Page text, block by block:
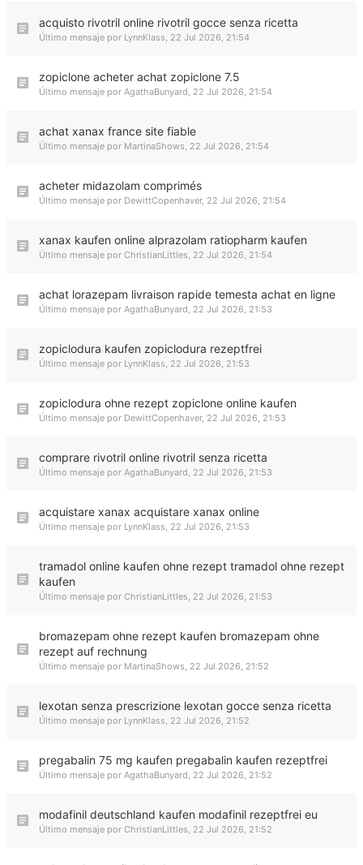
acquisto rivotril online rivotril gocce senza ricetta
Último mensaje por LynnKlass, 22 Jul 2026, 21:54
zopiclone acheter achat zopiclone 7.5
Último mensaje por AgathaBunyard, 22 Jul 2026, 21:54
achat xanax france site fiable
Último mensaje por MartinaShows, 22 Jul 2026, 21:54
acheter midazolam comprimés
Último mensaje por DewittCopenhaver, 22 Jul 2026, 21:54
xanax kaufen online alprazolam ratiopharm kaufen
Último mensaje por ChristianLittles, 22 Jul 2026, 21:54
achat lorazepam livraison rapide temesta achat en ligne
Último mensaje por AgathaBunyard, 22 Jul 2026, 21:53
zopiclodura kaufen zopiclodura rezeptfrei
Último mensaje por LynnKlass, 22 Jul 2026, 21:53
zopiclodura ohne rezept zopiclone online kaufen
Último mensaje por DewittCopenhaver, 22 Jul 2026, 21:53
comprare rivotril online rivotril senza ricetta
Último mensaje por AgathaBunyard, 22 Jul 2026, 21:53
acquistare xanax acquistare xanax online
Último mensaje por LynnKlass, 22 Jul 2026, 21:53
tramadol online kaufen ohne rezept tramadol ohne rezept
kaufen
Último mensaje por ChristianLittles, 22 Jul 2026, 21:53
bromazepam ohne rezept kaufen bromazepam ohne
rezept auf rechnung
Último mensaje por MartinaShows, 22 Jul 2026, 21:52
lexotan senza prescrizione lexotan gocce senza ricetta
Último mensaje por LynnKlass, 22 Jul 2026, 21:52
pregabalin 75 mg kaufen pregabalin kaufen rezeptfrei
Último mensaje por AgathaBunyard, 22 Jul 2026, 21:52
modafinil deutschland kaufen modafinil rezeptfrei eu
Último mensaje por ChristianLittles, 22 Jul 2026, 21:52